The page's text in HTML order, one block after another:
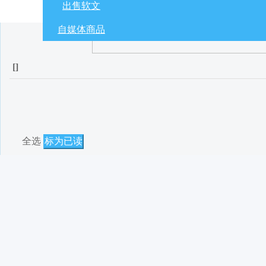
出售软文
自媒体商品
[]
全选 标为已读